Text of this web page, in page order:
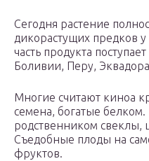
Сегодня растение
дикорастущих предков
часть продукта
Боливии, Перу,
Многие считают киноа
семена, богатые белком.
родственником свеклы,
Съедобные плоды на
фруктов.